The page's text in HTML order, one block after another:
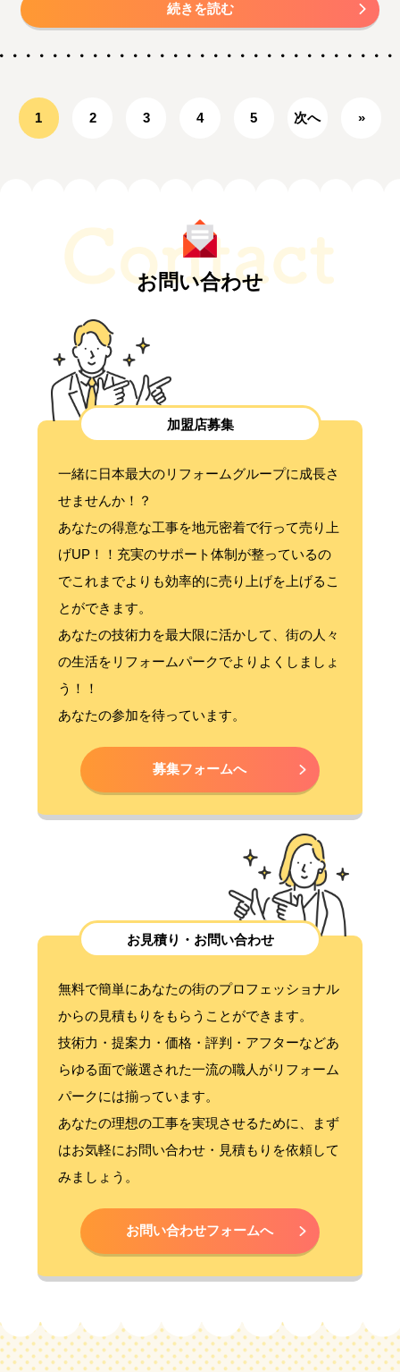
続きを読む
1 2 3 4 5 次へ »
お問い合わせ
加盟店募集
一緒に日本最大のリフォームグループに成長さ
せませんか！？
あなたの得意な工事を地元密着で行って売り上
げUP！！充実のサポート体制が整っているの
でこれまでよりも効率的に売り上げを上げるこ
とができます。
あなたの技術力を最大限に活かして、街の人々
の生活をリフォームパークでよりよくしましょ
う！！
あなたの参加を待っています。
募集フォームへ
お見積り・お問い合わせ
無料で簡単にあなたの街のプロフェッショナル
からの見積もりをもらうことができます。
技術力・提案力・価格・評判・アフターなどあ
らゆる面で厳選された一流の職人がリフォーム
パークには揃っています。
あなたの理想の工事を実現させるために、まず
はお気軽にお問い合わせ・見積もりを依頼して
みましょう。
お問い合わせフォームへ